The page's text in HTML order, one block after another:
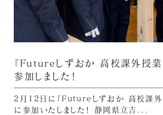
『Futureしずおか 高校課外授
参加しました！
2月12日に『Futureしずおか 高校課
に参加いたしました！ 静岡県立吉...